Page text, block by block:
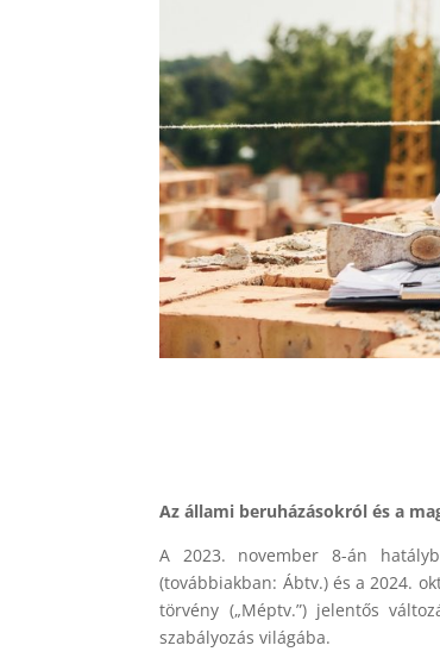
Az állami beruházásokról és a
A 2023. november 8-án
(továbbiakban: Ábtv.) és a 2024.
törvény („Méptv.”) jelentős
szabályozás világába.